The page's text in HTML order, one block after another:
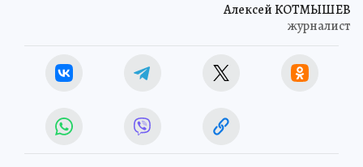
Алексей КОТМЫШЕВ
журналист